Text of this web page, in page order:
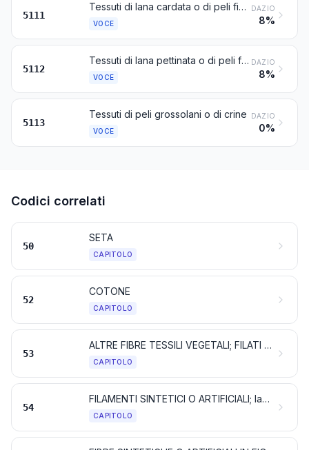
5111
Tessuti di lana cardata o di peli fini cardati
VOCE
DAZIO
8%
5112
Tessuti di lana pettinata o di peli fini pettinati
VOCE
DAZIO
8%
5113
Tessuti di peli grossolani o di crine
VOCE
DAZIO
0%
Codici correlati
50
SETA
CAPITOLO
52
COTONE
CAPITOLO
53
ALTRE FIBRE TESSILI VEGETALI; FILATI DI CARTA E TESSUTI DI FILATI DI CARTA
CAPITOLO
54
FILAMENTI SINTETICI O ARTIFICIALI; lamelle e forme simili di materie tessili sintetiche o artificiali
CAPITOLO